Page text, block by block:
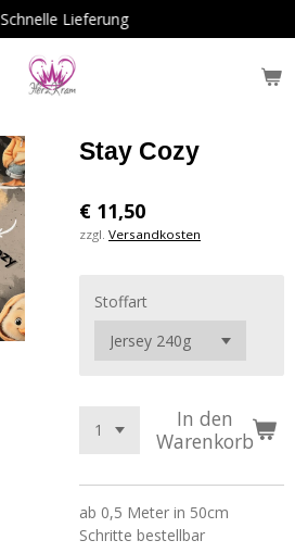
Schnelle Lieferung
Stay Cozy
€ 11,50
zzgl. Versandkosten
Stoffart
In den
Warenkorb
ab 0,5 Meter in 50cm
Schritte bestellbar